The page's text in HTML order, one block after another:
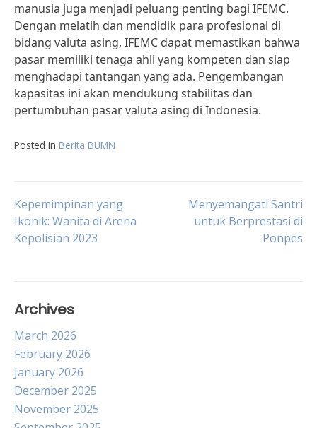
manusia juga menjadi peluang penting bagi IFEMC.
Dengan melatih dan mendidik para profesional di
bidang valuta asing, IFEMC dapat memastikan bahwa
pasar memiliki tenaga ahli yang kompeten dan siap
menghadapi tantangan yang ada. Pengembangan
kapasitas ini akan mendukung stabilitas dan
pertumbuhan pasar valuta asing di Indonesia.
Posted in Berita BUMN
Post
navigation
Kepemimpinan yang
Ikonik: Wanita di Arena
Kepolisian 2023
Menyemangati Santri
untuk Berprestasi di
Ponpes
Archives
March 2026
February 2026
January 2026
December 2025
November 2025